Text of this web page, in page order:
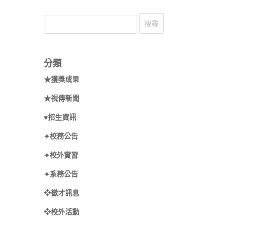
分類
★獲獎成果
★視傳新聞
♥招生資訊
✦校務公告
✦校外實習
✦系務公告
❖徵才訊息
❖校外活動